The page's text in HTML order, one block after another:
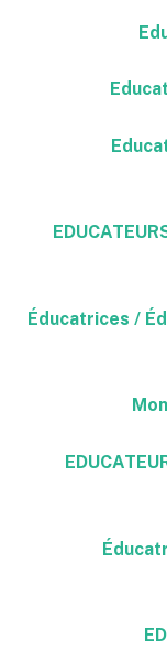
(10)
(49)
(18) Éducatrices
(3)
(33)